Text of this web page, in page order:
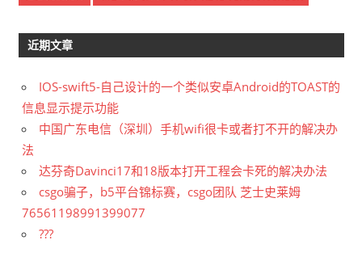
近期文章
IOS-swift5-自己设计的一个类似安卓Android的TOAST的
信息显示提示功能
中国广东电信（深圳）手机wifi很卡或者打不开的解决办
法
达芬奇Davinci17和18版本打开工程会卡死的解决办法
csgo骗子，b5平台锦标赛，csgo团队 芝士史莱姆
76561198991399077
???